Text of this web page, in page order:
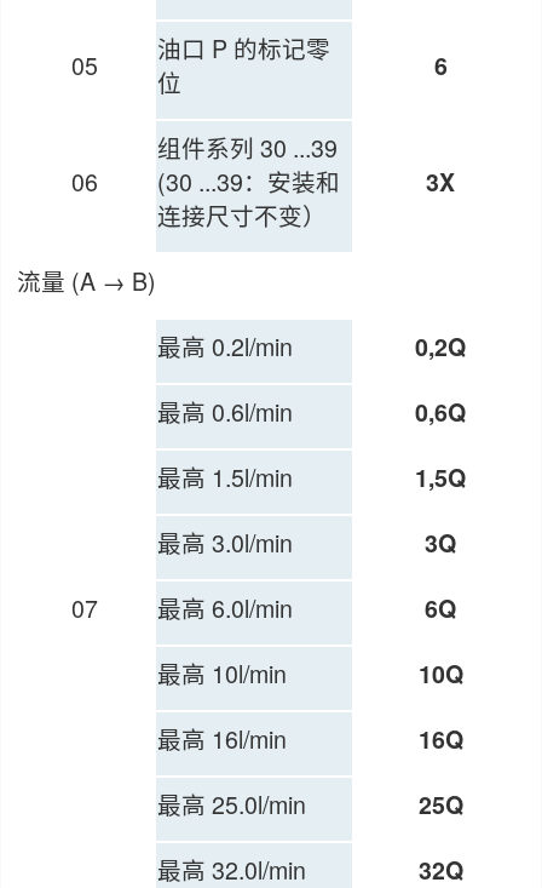
05
油口 P 的标记零
位
6
06
组件系列 30 ...39
(30 ...39：安装和
连接尺寸不变）
3X
流量 (A → B)
07
最高 0.2l/min 0,2Q
最高 0.6l/min 0,6Q
最高 1.5l/min 1,5Q
最高 3.0l/min 3Q
最高 6.0l/min 6Q
最高 10l/min 10Q
最高 16l/min 16Q
最高 25.0l/min 25Q
最高 32.0l/min 32Q